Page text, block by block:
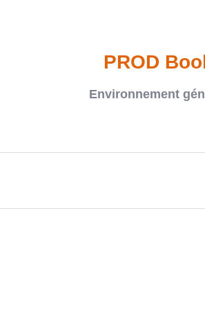
PROD
Environnement